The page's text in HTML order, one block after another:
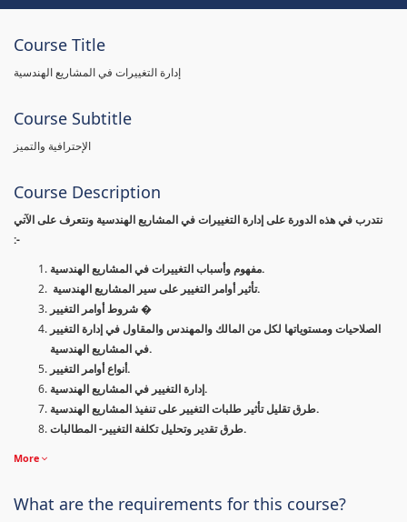
Course Title
إدارة التغييرات في المشاريع الهندسية
Course Subtitle
الإحترافية والتميز
Course Description
نتدرب في هذه الدورة على إدارة التغييرات في المشاريع الهندسية ونتعرف على الآتي
:-
مفهوم وأسباب التغييرات في المشاريع الهندسية.
تأثير أوامر التغيير على سير المشاريع الهندسية.
شروط أوامر التغيير �
الصلاحيات ومستوياتها لكل من المالك والمهندس والمقاول في إدارة التغيير
في المشاريع الهندسية.
أنواع أوامر التغيير.
إدارة التغيير في المشاريع الهندسية.
طرق تقليل تأثير طلبات التغيير على تنفيذ المشاريع الهندسية.
طرق تقدير وتحليل تكلفة التغيير- المطالبات.
More
What are the requirements for this course?